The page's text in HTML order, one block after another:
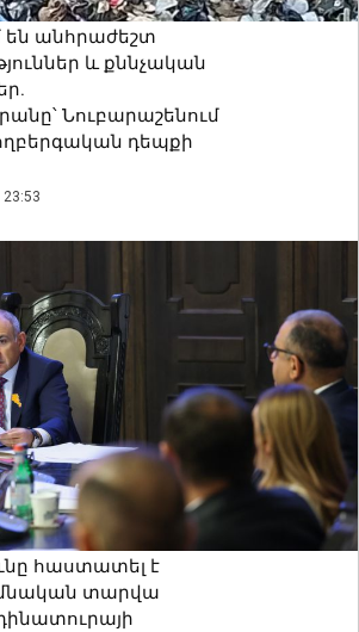
անհրաժեշտ
և քննչական
Նուբարաշենում
դեպքի
հաստատել է
տարվա